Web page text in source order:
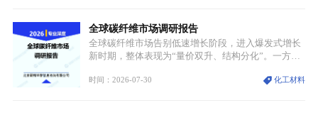
型为新能源核心战略矿产，全球产业形成“印尼掌控
资源与产能、中国主导消费与技术、工艺向低碳湿法
迭代、再生镍加速补位”的全新格局。
全球碳纤维市场调研报告
全球碳纤维市场告别低速增长阶段，进入爆发式增长
新时期，整体表现为“量价双升、结构分化”。一方面
持续扩张；另一方面产品、需求、应用场景呈现明显
时间：2026-07-30 化工材料